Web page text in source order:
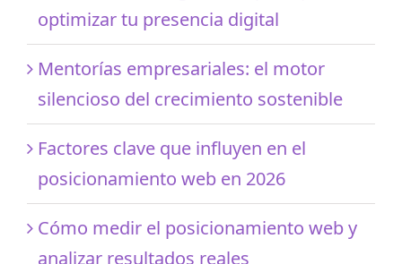
optimizar tu presencia digital
Mentorías empresariales: el motor
silencioso del crecimiento sostenible
Factores clave que influyen en el
posicionamiento web en 2026
Cómo medir el posicionamiento web y
analizar resultados reales